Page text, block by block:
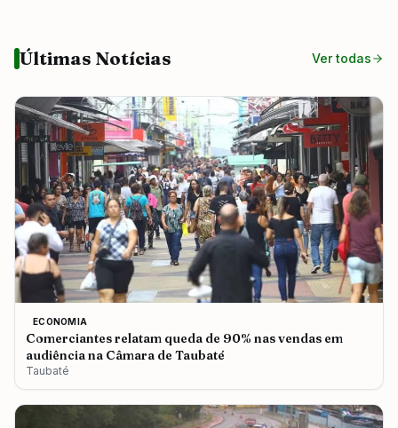
Últimas Notícias Ver todas
ECONOMIA
Comerciantes relatam queda de 90% nas vendas em
audiência na Câmara de Taubaté
Taubaté